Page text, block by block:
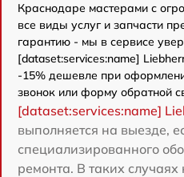
Краснодаре мастерами с
все виды услуг и запчасти
гарантию - мы в сервисе
[dataset:services:name]
-15% дешевле при
звонок или форму обратной
[dataset:services:name]
выполняется на выезде,
специализированного
ремонта. В таких